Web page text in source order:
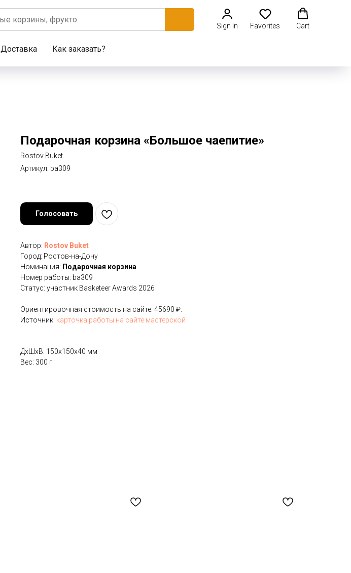
Sign In Favorites Cart
Доставка Как заказать?
Подарочная корзина «Большое чаепитие»
Rostov Buket
Артикул: ba309
Голосовать
Автор: Rostov Buket
Город: Ростов-на-Дону
Номинация: Подарочная корзина
Номер работы: ba309
Статус: участник Basketeer Awards 2026
Ориентировочная стоимость на сайте: 45690 ₽.
Источник: карточка работы на сайте мастерской
ДxШxВ: 150x150x40 мм
Вес: 300 г